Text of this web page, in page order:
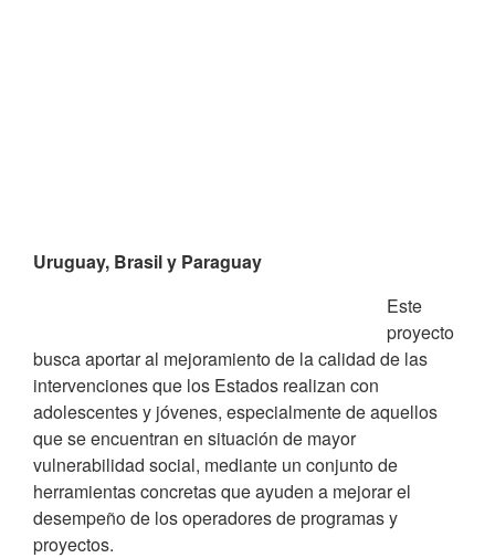
Uruguay, Brasil y Paraguay
Este
proyecto
busca aportar al mejoramiento de la calidad de las
intervenciones que los Estados realizan con
adolescentes y jóvenes, especialmente de aquellos
que se encuentran en situación de mayor
vulnerabilidad social, mediante un conjunto de
herramientas concretas que ayuden a mejorar el
desempeño de los operadores de programas y
proyectos.